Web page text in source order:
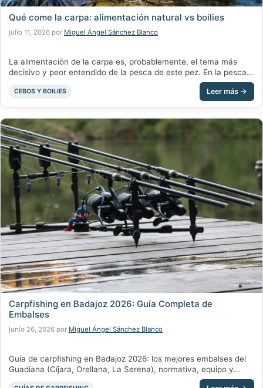
Qué come la carpa: alimentación natural vs boilies
julio 11, 2026 por Miguel Ángel Sánchez Blanco
La alimentación de la carpa es, probablemente, el tema más
decisivo y peor entendido de la pesca de este pez. En la pesca
de la carpa se habla mucho de cañas, plomos, montajes y
presentaciones, pero se habla poco — y casi siempre mal — de
Categorías
CEBOS Y BOILIES
Carpfishing en Badajoz 2026: Guía Completa de
Embalses
junio 26, 2026 por Miguel Ángel Sánchez Blanco
Guía de carpfishing en Badajoz 2026: los mejores embalses del
Guadiana (Cíjara, Orellana, La Serena), normativa, equipo y